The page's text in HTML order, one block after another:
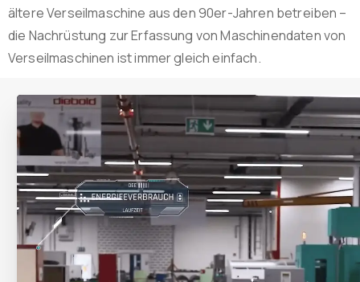
ältere Verseilmaschine aus den 90er-Jahren betreiben –
die Nachrüstung zur Erfassung von Maschinendaten von
Verseilmaschinen ist immer gleich einfach.